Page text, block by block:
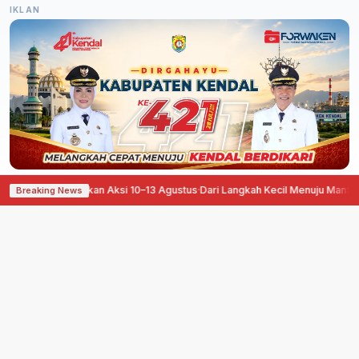
IKLAN
Breaking News
Aksi 10–13 Agustus·Dari Langkah Kecil Menuju Manfaat Besar,